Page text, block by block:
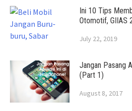
Ini 10 Tips
Otomotif, GIIAS
July 22, 2019
Jangan Pasang
(Part 1)
August 8, 2017